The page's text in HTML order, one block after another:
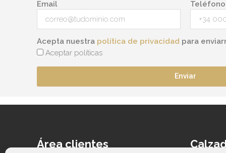
Email Teléfono
Acepta nuestra política de privacidad para
Aceptar políticas
Enviar
Área clientes